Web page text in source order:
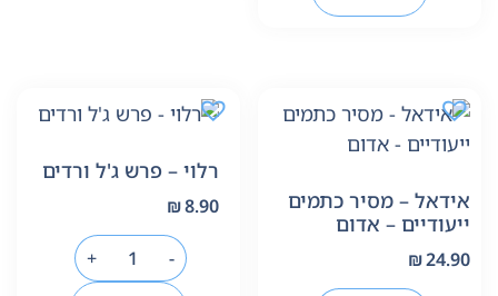
אידאל – מסיר כתמים
ייעודיים – אדום
₪24.90
רלוי – פרש ג'ל ורדים
₪8.90
-
+